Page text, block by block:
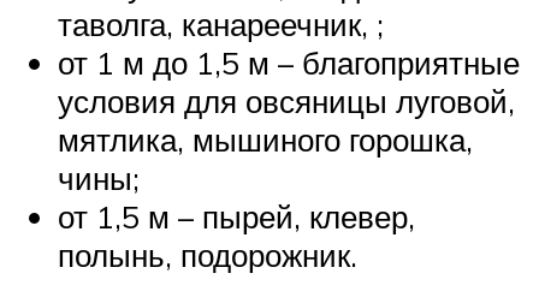
таволга, канареечник, ;
от 1 м до 1,5 м – благоприятные
условия для овсяницы луговой,
мятлика, мышиного горошка,
чины;
от 1,5 м – пырей, клевер,
полынь, подорожник.